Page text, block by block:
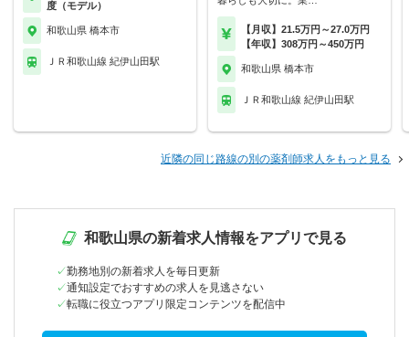
度（モデル）
和歌山県 橋本市
ＪＲ和歌山線 紀伊山田駅
【月収】21.5万円～27.0万円
【年収】308万円～450万円
和歌山県 橋本市
ＪＲ和歌山線 紀伊山田駅
近隣の同じ路線の別の薬剤師求人をもっと見る
和歌山県の新着求人情報をアプリで見る
勤務地別の新着求人を毎日更新
通知設定でおすすめの求人を見逃さない
転職に役立つアプリ限定コンテンツを配信中